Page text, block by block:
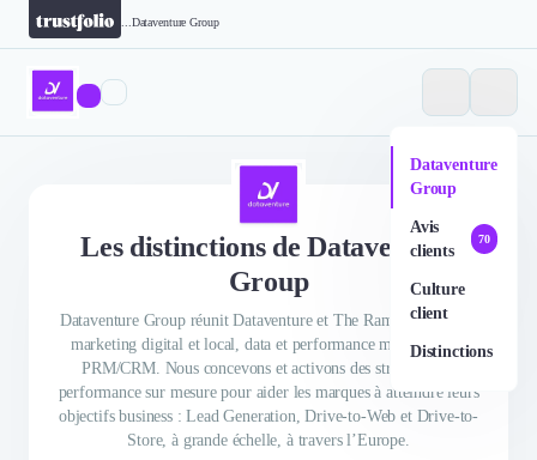
Dataventure Group
Dataventure
Group
Avis
clients
70
Culture
client
Distinctions
Les distinctions de Dataventure
Group
Dataventure Group réunit Dataventure et The Ramp, experts en
marketing digital et local, data et performance marketing, et
PRM/CRM. Nous concevons et activons des stratégies de
performance sur mesure pour aider les marques à atteindre leurs
objectifs business : Lead Generation, Drive-to-Web et Drive-to-
Store, à grande échelle, à travers l’Europe.